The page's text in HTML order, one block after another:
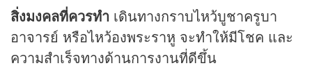
สิ่งมงคลที่ควรทำ เดินทางกราบไหว้บูชาครูบา
อาจารย์ หรือไหว้องพระราหู จะทำให้มีโชค และ
ความสำเร็จทางด้านการงานที่ดีขึ้น